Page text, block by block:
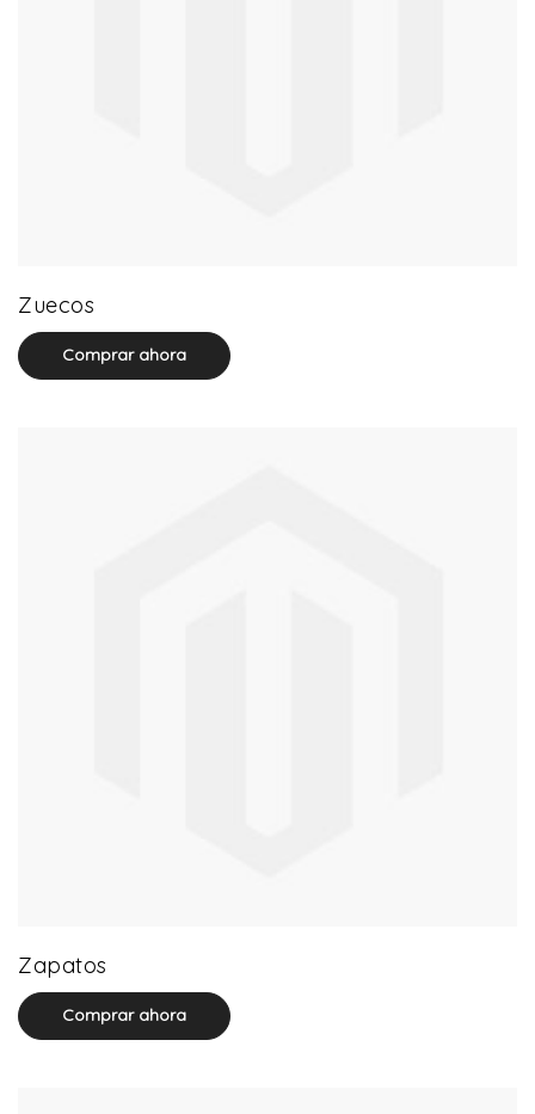
Zuecos
Comprar ahora
Zapatos
Comprar ahora